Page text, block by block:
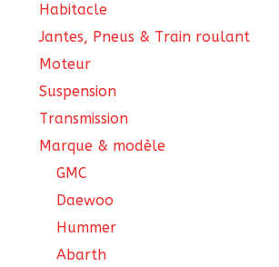
Habitacle
Jantes, Pneus & Train roulant
Moteur
Suspension
Transmission
Marque & modèle
GMC
Daewoo
Hummer
Abarth